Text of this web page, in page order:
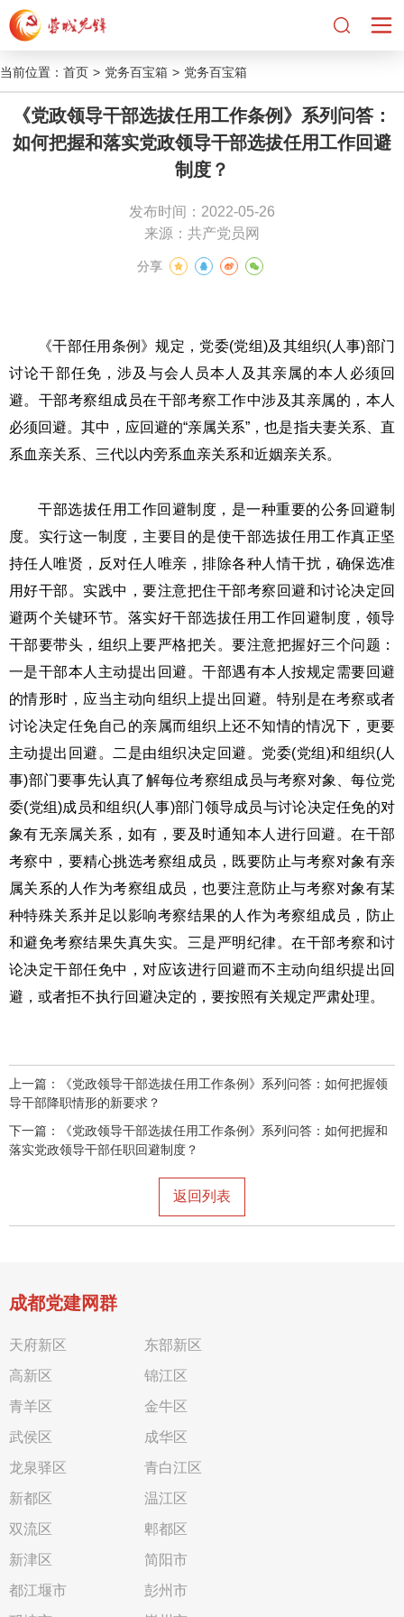
当前位置： 首页 > 党务百宝箱 > 党务百宝箱
《党政领导干部选拔任用工作条例》系列问答：
如何把握和落实党政领导干部选拔任用工作回避
制度？
发布时间：2022-05-26
来源：共产党员网
分享
《干部任用条例》规定，党委(党组)及其组织(人事)部门
讨论干部任免，涉及与会人员本人及其亲属的本人必须回
避。干部考察组成员在干部考察工作中涉及其亲属的，本人
必须回避。其中，应回避的“亲属关系”，也是指夫妻关系、直
系血亲关系、三代以内旁系血亲关系和近姻亲关系。
干部选拔任用工作回避制度，是一种重要的公务回避制
度。实行这一制度，主要目的是使干部选拔任用工作真正坚
持任人唯贤，反对任人唯亲，排除各种人情干扰，确保选准
用好干部。实践中，要注意把住干部考察回避和讨论决定回
避两个关键环节。落实好干部选拔任用工作回避制度，领导
干部要带头，组织上要严格把关。要注意把握好三个问题：
一是干部本人主动提出回避。干部遇有本人按规定需要回避
的情形时，应当主动向组织上提出回避。特别是在考察或者
讨论决定任免自己的亲属而组织上还不知情的情况下，更要
主动提出回避。二是由组织决定回避。党委(党组)和组织(人
事)部门要事先认真了解每位考察组成员与考察对象、每位党
委(党组)成员和组织(人事)部门领导成员与讨论决定任免的对
象有无亲属关系，如有，要及时通知本人进行回避。在干部
考察中，要精心挑选考察组成员，既要防止与考察对象有亲
属关系的人作为考察组成员，也要注意防止与考察对象有某
种特殊关系并足以影响考察结果的人作为考察组成员，防止
和避免考察结果失真失实。三是严明纪律。在干部考察和讨
论决定干部任免中，对应该进行回避而不主动向组织提出回
避，或者拒不执行回避决定的，要按照有关规定严肃处理。
上一篇：
《党政领导干部选拔任用工作条例》系列问答：如何把握领
导干部降职情形的新要求？
下一篇：
《党政领导干部选拔任用工作条例》系列问答：如何把握和
落实党政领导干部任职回避制度？
返回列表
成都党建网群
天府新区
东部新区
高新区
锦江区
青羊区
金牛区
武侯区
成华区
龙泉驿区
青白江区
新都区
温江区
双流区
郫都区
新津区
简阳市
都江堰市
彭州市